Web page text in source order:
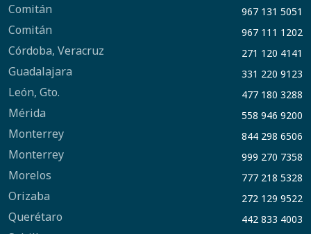
Comitán 967 131 5051
Comitán 967 111 1202
Córdoba, Veracruz 271 120 4141
Guadalajara 331 220 9123
León, Gto. 477 180 3288
Mérida 558 946 9200
Monterrey 844 298 6506
Monterrey 999 270 7358
Morelos 777 218 5328
Orizaba 272 129 9522
Querétaro 442 833 4003